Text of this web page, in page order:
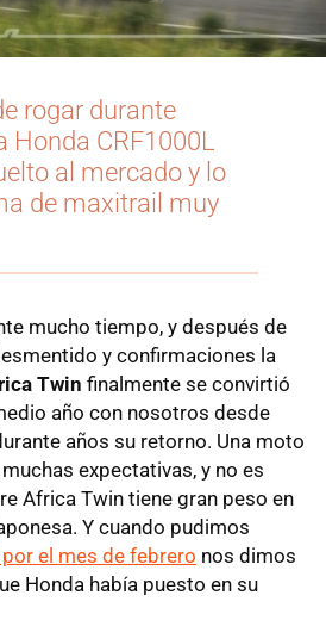
rogar durante
CRF1000L
al mercado y lo
de maxitrail muy
mucho tiempo, y después de
y confirmaciones la
Twin finalmente se convirtió
año con nosotros desde
años su retorno. Una moto
expectativas, y no es
Africa Twin tiene gran peso en
Y cuando pudimos
el mes de febrero nos dimos
Honda había puesto en su